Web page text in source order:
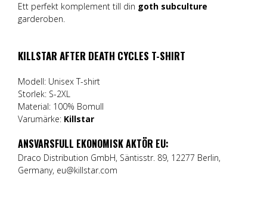
Ett perfekt komplement till din goth subculture
garderoben.
KILLSTAR AFTER DEATH CYCLES T-SHIRT
Modell: Unisex T-shirt
Storlek: S-2XL
Material: 100% Bomull
Varumärke: Killstar
ANSVARSFULL EKONOMISK AKTÖR EU:
Draco Distribution GmbH, Säntisstr. 89, 12277 Berlin,
Germany, eu@killstar.com